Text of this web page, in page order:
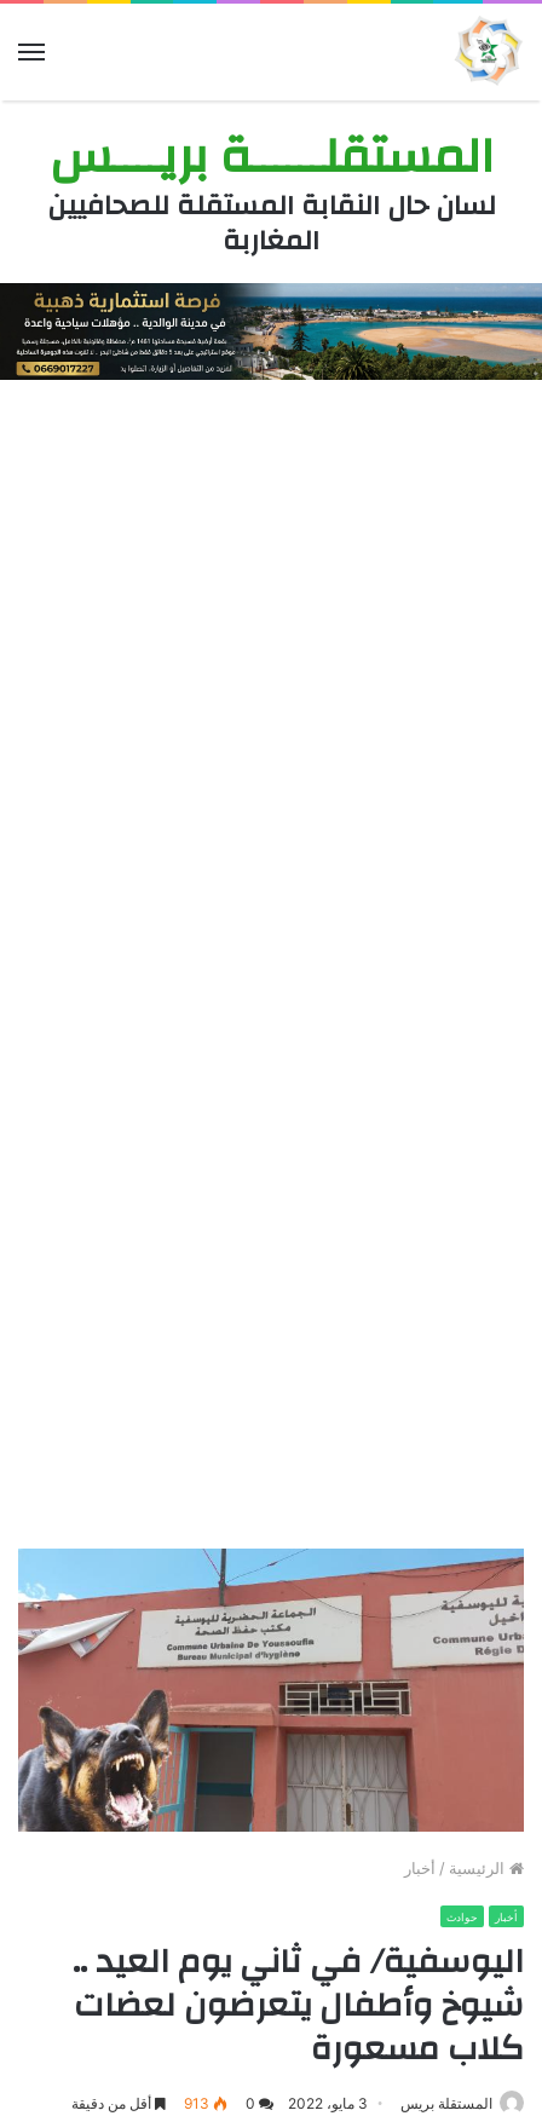
المستقلــــــة بريــــس
لسان حال النقابة المستقلة للصحافيين
المغاربة
الرئيسية / أخبار
أخبار حوادث
اليوسفية/ في ثاني يوم العيد ..
شيوخ وأطفال يتعرضون لعضات
كلاب مسعورة
المستقلة بريس 3 مايو، 2022 0
913 أقل من دقيقة